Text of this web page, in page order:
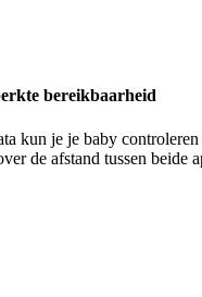
bereikbaarheid
kun je je baby
de afstand tussen beide